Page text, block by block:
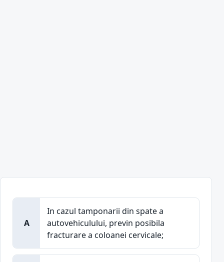
A
In cazul tamponarii din spate a
autovehiculului, previn posibila
fracturare a coloanei cervicale;